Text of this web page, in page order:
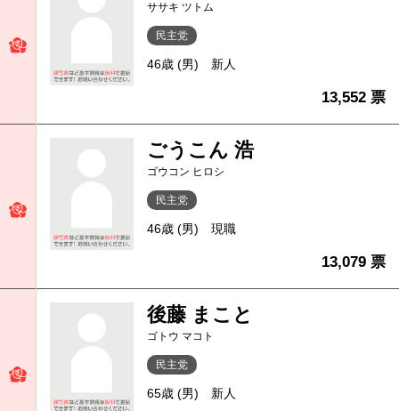
ササキ ツトム
民主党
46歳 (男) 新人
13,552 票
ごうこん 浩
ゴウコン ヒロシ
民主党
46歳 (男) 現職
13,079 票
後藤 まこと
ゴトウ マコト
民主党
65歳 (男) 新人